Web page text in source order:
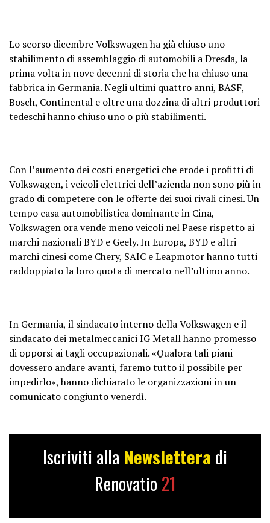
Lo scorso dicembre Volkswagen ha già chiuso uno
stabilimento di assemblaggio di automobili a Dresda, la
prima volta in nove decenni di storia che ha chiuso una
fabbrica in Germania. Negli ultimi quattro anni, BASF,
Bosch, Continental e oltre una dozzina di altri produttori
tedeschi hanno chiuso uno o più stabilimenti.
Con l’aumento dei costi energetici che erode i profitti di
Volkswagen, i veicoli elettrici dell’azienda non sono più in
grado di competere con le offerte dei suoi rivali cinesi. Un
tempo casa automobilistica dominante in Cina,
Volkswagen ora vende meno veicoli nel Paese rispetto ai
marchi nazionali BYD e Geely. In Europa, BYD e altri
marchi cinesi come Chery, SAIC e Leapmotor hanno tutti
raddoppiato la loro quota di mercato nell’ultimo anno.
In Germania, il sindacato interno della Volkswagen e il
sindacato dei metalmeccanici IG Metall hanno promesso
di opporsi ai tagli occupazionali. «Qualora tali piani
dovessero andare avanti, faremo tutto il possibile per
impedirlo», hanno dichiarato le organizzazioni in un
comunicato congiunto venerdì.
Iscriviti alla Newslettera di
Renovatio 21